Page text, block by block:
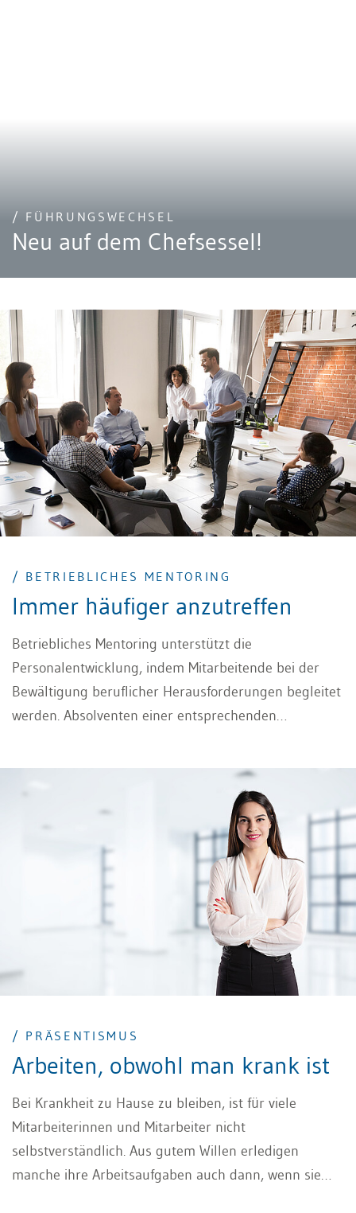
/ FÜHRUNGSWECHSEL
Neu auf dem Chefsessel!
/ BETRIEBLICHES MENTORING
Immer häufiger anzutreffen
Betriebliches Mentoring unterstützt die
Personalentwicklung, indem Mitarbeitende bei der
Bewältigung beruflicher Herausforderungen begleitet
werden. Absolventen einer entsprechenden
/ PRÄSENTISMUS
Arbeiten, obwohl man krank ist
Bei Krankheit zu Hause zu bleiben, ist für viele
Mitarbeiterinnen und Mitarbeiter nicht
selbstverständlich. Aus gutem Willen erledigen
manche ihre Arbeitsaufgaben auch dann, wenn sie